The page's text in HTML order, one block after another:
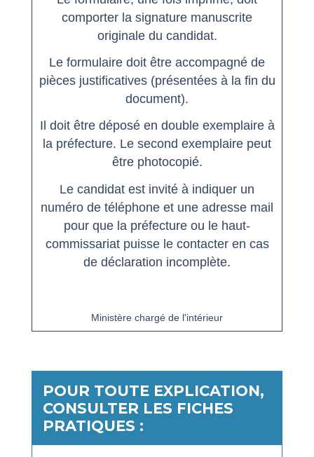
comporter la signature manuscrite
originale du candidat.
Le formulaire doit être accompagné de
pièces justificatives (présentées à la fin du
document).
Il doit être déposé en double exemplaire à
la préfecture. Le second exemplaire peut
être photocopié.
Le candidat est invité à indiquer un
numéro de téléphone et une adresse mail
pour que la préfecture ou le haut-
commissariat puisse le contacter en cas
de déclaration incomplète.
Ministère chargé de l'intérieur
POUR TOUTE EXPLICATION,
CONSULTER LES FICHES
PRATIQUES :